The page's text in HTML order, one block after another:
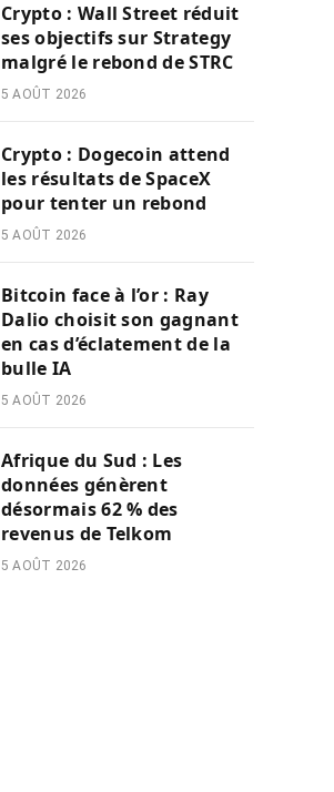
Crypto : Wall Street réduit
ses objectifs sur Strategy
malgré le rebond de STRC
5 AOÛT 2026
Crypto : Dogecoin attend
les résultats de SpaceX
pour tenter un rebond
5 AOÛT 2026
Bitcoin face à l’or : Ray
Dalio choisit son gagnant
en cas d’éclatement de la
bulle IA
5 AOÛT 2026
Afrique du Sud : Les
données génèrent
désormais 62 % des
revenus de Telkom
5 AOÛT 2026